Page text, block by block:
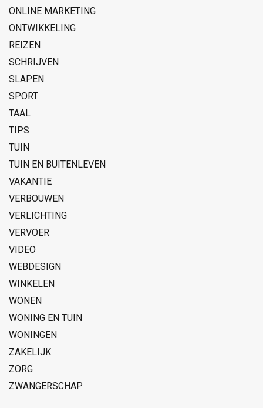
ONLINE MARKETING
ONTWIKKELING
REIZEN
SCHRIJVEN
SLAPEN
SPORT
TAAL
TIPS
TUIN
TUIN EN BUITENLEVEN
VAKANTIE
VERBOUWEN
VERLICHTING
VERVOER
VIDEO
WEBDESIGN
WINKELEN
WONEN
WONING EN TUIN
WONINGEN
ZAKELIJK
ZORG
ZWANGERSCHAP